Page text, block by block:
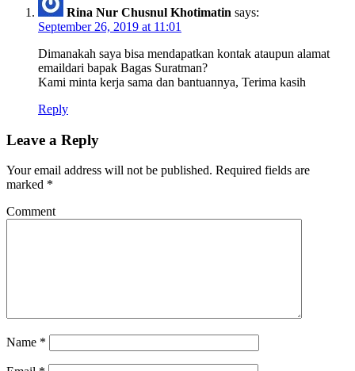
Rina Nur Chusnul Khotimatin says:
September 26, 2019 at 11:01
Dimanakah saya bisa mendapatkan kontak ataupun alamat
emaildari bapak Bagas Suratman?
Kami minta kerja sama dan bantuannya, Terima kasih
Reply
Leave a Reply
Your email address will not be published. Required fields are
marked *
Comment
Name *